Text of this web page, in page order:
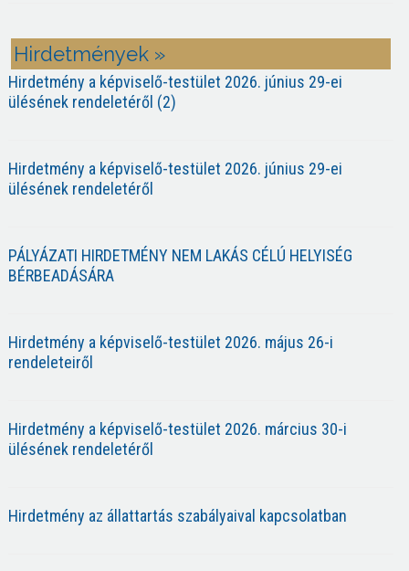
Hirdetmények »
Hirdetmény a képviselő-testület 2026. június 29-ei
ülésének rendeletéről (2)
Hirdetmény a képviselő-testület 2026. június 29-ei
ülésének rendeletéről
PÁLYÁZATI HIRDETMÉNY NEM LAKÁS CÉLÚ HELYISÉG
BÉRBEADÁSÁRA
Hirdetmény a képviselő-testület 2026. május 26-i
rendeleteiről
Hirdetmény a képviselő-testület 2026. március 30-i
ülésének rendeletéről
Hirdetmény az állattartás szabályaival kapcsolatban